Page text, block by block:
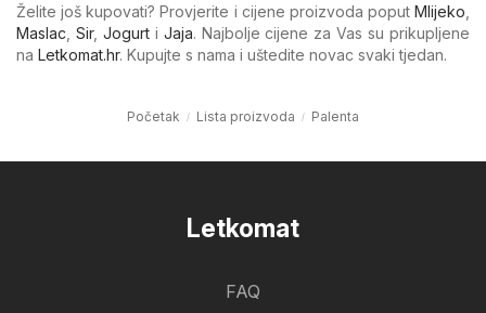
Želite još kupovati? Provjerite i cijene proizvoda poput Mlijeko
Maslac Sir, Jogurti Jaja. Najbolje cijene za Vas su prikupljene
na Letkomat.hr. Kupujte s nama i uštedite novac svaki tjedan.
Početak Lista proizvoda Palenta
Letkomat
FAQ